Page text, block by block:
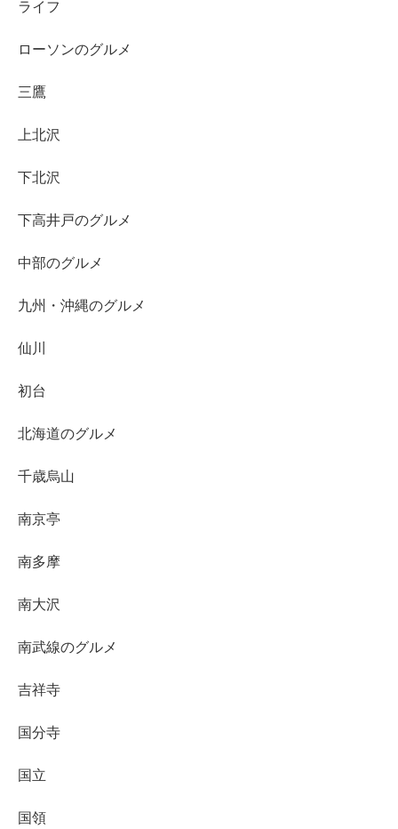
ライフ
ローソンのグルメ
三鷹
上北沢
下北沢
下高井戸のグルメ
中部のグルメ
九州・沖縄のグルメ
仙川
初台
北海道のグルメ
千歳烏山
南京亭
南多摩
南大沢
南武線のグルメ
吉祥寺
国分寺
国立
国領